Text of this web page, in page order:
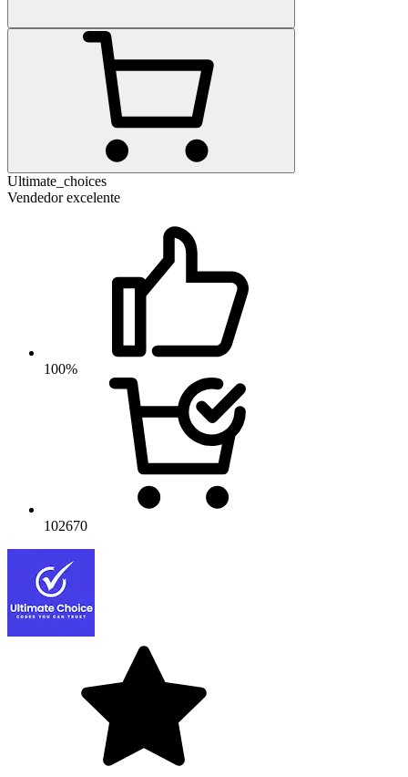
Ultimate_choices
Vendedor excelente
100%
102670